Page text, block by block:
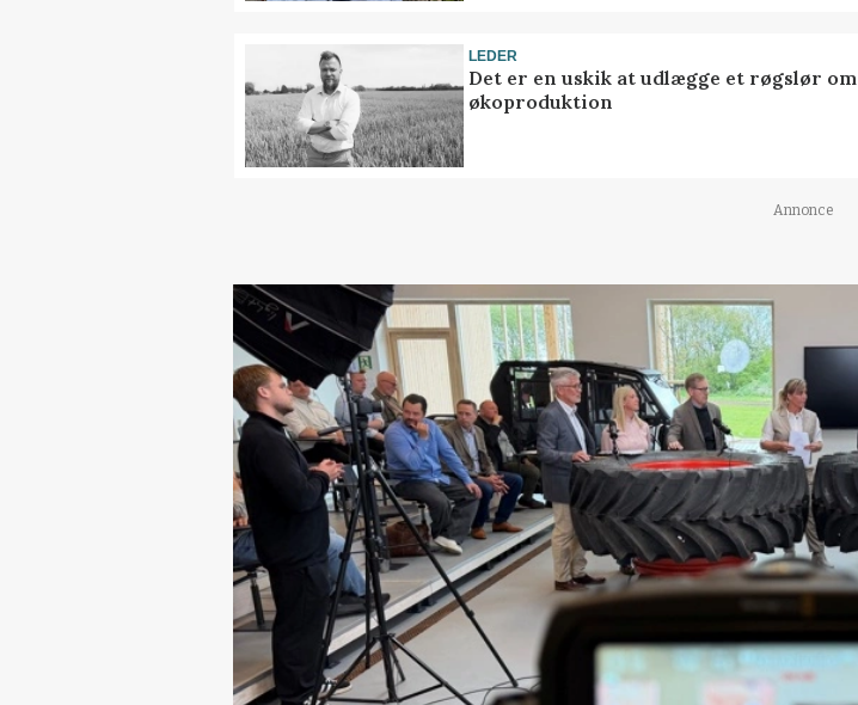
LEDER
Det er en uskik at udlægge et røgslør om
økoproduktion
Annonce